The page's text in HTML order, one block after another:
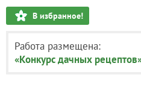
В избранное!
Работа размещена:
«Конкурс дачных